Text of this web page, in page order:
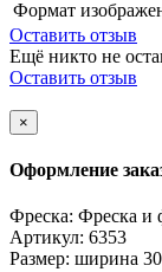
Формат
Оставить отзыв
Ещё никто не
Оставить отзыв
×
Оформление
Фреска: Фреска и
Артикул: 6353
Размер: ширина